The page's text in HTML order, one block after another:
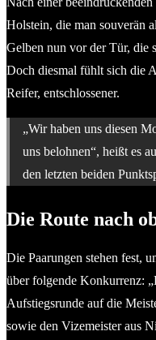
Holstein, die man souverän
Gelben nun vor der Tür, die
Doch diesmal fühlt sich die
Reifer, entschlossener.
„Wir haben uns diesen
uns belohnen“, heißt es
den letzten beiden
Die Route nach
Die Paarungen stehen fest,
über folgende Konkurrenz:
Aufstiegsrunde auf die
sowie den Vizemeister aus